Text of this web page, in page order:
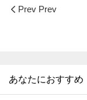
Prev Prev
あなたにおすすめ